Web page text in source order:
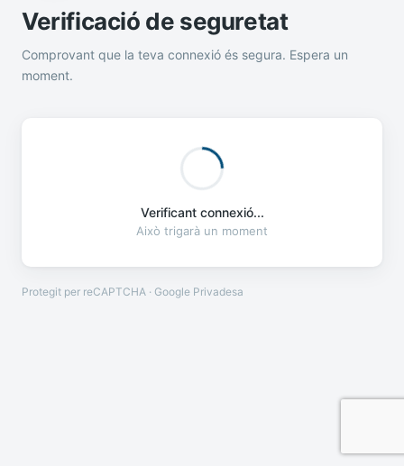
Verificació de seguretat
Comprovant que la teva connexió és segura. Espera un
moment.
Verificant connexió...
Això trigarà un moment
Protegit per reCAPTCHA · Google Privadesa